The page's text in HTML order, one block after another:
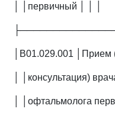
│ │первичный │ │ │
│B01.029.001 │Прием
│ │консультация)
│ │офтальмолога